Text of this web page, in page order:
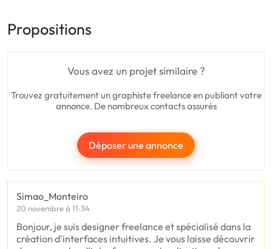
Propositions
Vous avez un projet similaire ?
Trouvez gratuitement un graphiste freelance en publiant votre
annonce. De nombreux contacts assurés
Déposer une annonce
Simao_Monteiro
20 novembre à 11:34
Bonjour, je suis designer freelance et spécialisé dans la
création d'interfaces intuitives. Je vous laisse découvrir